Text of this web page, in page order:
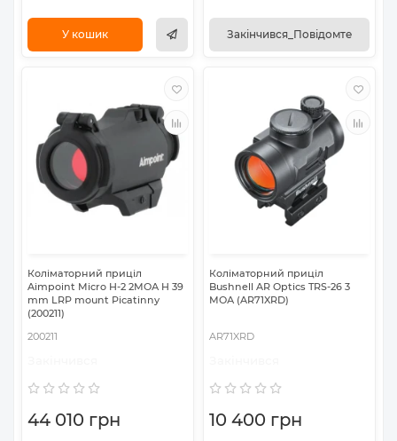
У кошик Закінчився_Повідомте
Коліматорний приціл
Aimpoint Micro H-2 2МОА H 39
mm LRP mount Picatinny
(200211)
200211
44 010 грн
Коліматорний приціл
Bushnell AR Optics TRS-26 3
МОА (AR71XRD)
AR71XRD
10 400 грн